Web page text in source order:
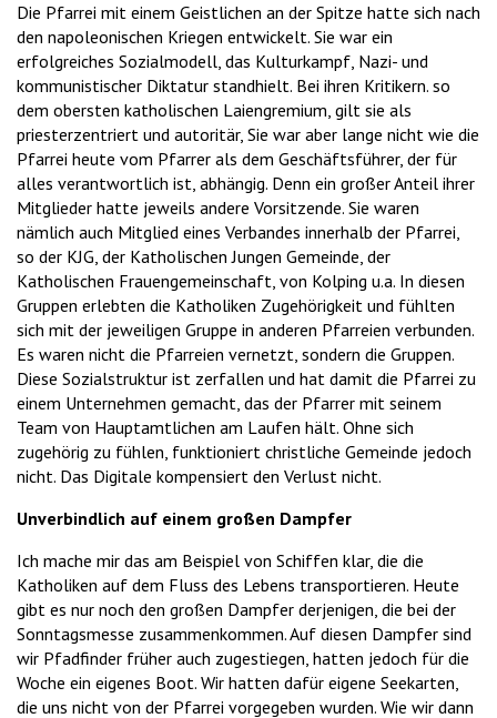
Die Pfarrei mit einem Geistlichen an der Spitze hatte sich nach
den napoleonischen Kriegen entwickelt. Sie war ein
erfolgreiches Sozialmodell, das Kulturkampf, Nazi- und
kommunistischer Diktatur standhielt. Bei ihren Kritikern. so
dem obersten katholischen Laiengremium, gilt sie als
priesterzentriert und autoritär, Sie war aber lange nicht wie die
Pfarrei heute vom Pfarrer als dem Geschäftsführer, der für
alles verantwortlich ist, abhängig. Denn ein großer Anteil ihrer
Mitglieder hatte jeweils andere Vorsitzende. Sie waren
nämlich auch Mitglied eines Verbandes innerhalb der Pfarrei,
so der KJG, der Katholischen Jungen Gemeinde, der
Katholischen Frauengemeinschaft, von Kolping u.a. In diesen
Gruppen erlebten die Katholiken Zugehörigkeit und fühlten
sich mit der jeweiligen Gruppe in anderen Pfarreien verbunden.
Es waren nicht die Pfarreien vernetzt, sondern die Gruppen.
Diese Sozialstruktur ist zerfallen und hat damit die Pfarrei zu
einem Unternehmen gemacht, das der Pfarrer mit seinem
Team von Hauptamtlichen am Laufen hält. Ohne sich
zugehörig zu fühlen, funktioniert christliche Gemeinde jedoch
nicht. Das Digitale kompensiert den Verlust nicht.
Unverbindlich auf einem großen Dampfer
Ich mache mir das am Beispiel von Schiffen klar, die die
Katholiken auf dem Fluss des Lebens transportieren. Heute
gibt es nur noch den großen Dampfer derjenigen, die bei der
Sonntagsmesse zusammenkommen. Auf diesen Dampfer sind
wir Pfadfinder früher auch zugestiegen, hatten jedoch für die
Woche ein eigenes Boot. Wir hatten dafür eigene Seekarten,
die uns nicht von der Pfarrei vorgegeben wurden. Wie wir dann